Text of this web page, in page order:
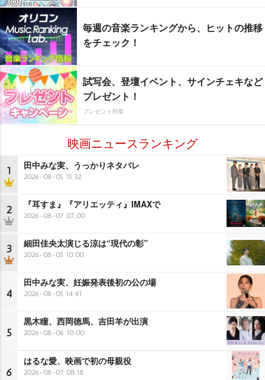
毎週の音楽ランキングから、ヒットの推移
をチェック！
試写会、登壇イベント、サインチェキなど
プレゼント！
プレゼント特集
映画ニュースランキング
1 田中みな実、うっかりネタバレ
2026-08-05 15:32
2 『耳すま』『アリエッティ』IMAXで
2026-08-07 07:00
3 細田佳央太演じる涼は“現代の彰”
2026-08-05 10:00
4
田中みな実、妊娠発表後初の公の場
2026-08-05 14:41
5
黒木瞳、西岡徳馬、吉田羊が出演
2026-08-06 10:00
6
はるな愛、映画で初の母親役
2026-08-07 08:18